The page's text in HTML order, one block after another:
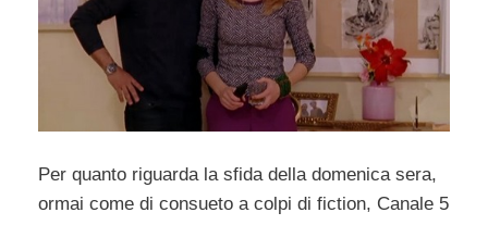
Per quanto riguarda la sfida della domenica sera,
ormai come di consueto a colpi di fiction, Canale 5